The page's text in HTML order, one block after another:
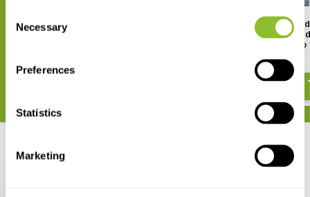
Selection
Necessary
Preferences
Statistics
Marketing
Reisgids Spitsbergen –
Spitsbergen -
Complete Guide
Arctic Archipelago
€ 30,-
Recent bekeken